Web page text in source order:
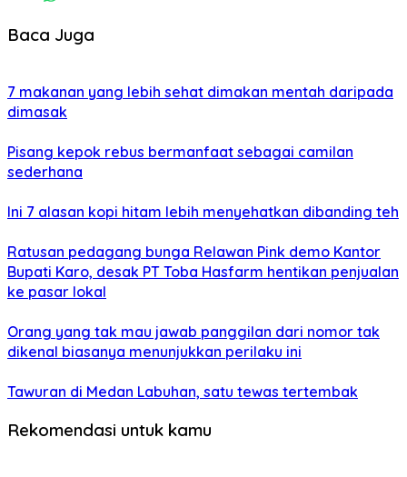
Baca Juga
7 makanan yang lebih sehat dimakan mentah daripada
dimasak
Pisang kepok rebus bermanfaat sebagai camilan
sederhana
Ini 7 alasan kopi hitam lebih menyehatkan dibanding teh
Ratusan pedagang bunga Relawan Pink demo Kantor
Bupati Karo, desak PT Toba Hasfarm hentikan penjualan
ke pasar lokal
Orang yang tak mau jawab panggilan dari nomor tak
dikenal biasanya menunjukkan perilaku ini
Tawuran di Medan Labuhan, satu tewas tertembak
Rekomendasi untuk kamu